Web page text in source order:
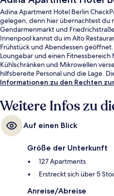
Adina Apartment Hotel Berlin
gelegen, denn hier übernachtest du
Gendarmenmarkt und
Innenpool kannst du im Alto
Frühstück und Abendessen
Loungebar und einen
Kühlschränken und Mikrowellen
hilfsbereite Personal und die Lage.
nur einen kurzen Fußmarsch
Informationen zu den Rechten
Weitere Infos zu
Auf einen Blick
Größe der Unterkunft
127 Apartments
Erstreckt sich über 5
Anreise/Abreise